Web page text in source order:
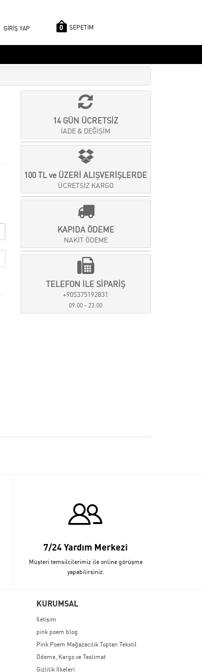
GİRİŞ YAP 0 SEPETİM
14 GÜN ÜCRETSİZ
İADE & DEĞİŞİM
100 TL ve ÜZERİ ALIŞVERİŞLERDE
ÜCRETSİZ KARGO
KAPIDA ÖDEME
NAKİT ÖDEME
TELEFON İLE SİPARİŞ
+905375192831
09:00 - 23:00
7/24 Yardım Merkezi
Müşteri temsilcilerimiz ile online görüşme
yapabilirsiniz.
KURUMSAL
İletişim
pink poem blog
Pink Poem Mağazacılık Toptan Tekstil
Ödeme, Kargo ve Teslimat
Gizlilik İlkeleri